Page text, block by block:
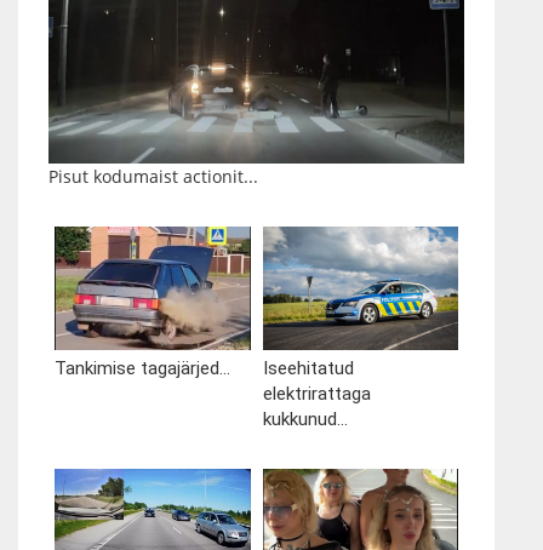
Pisut kodumaist actionit...
Tankimise tagajärjed...
Iseehitatud
elektrirattaga
kukkunud...